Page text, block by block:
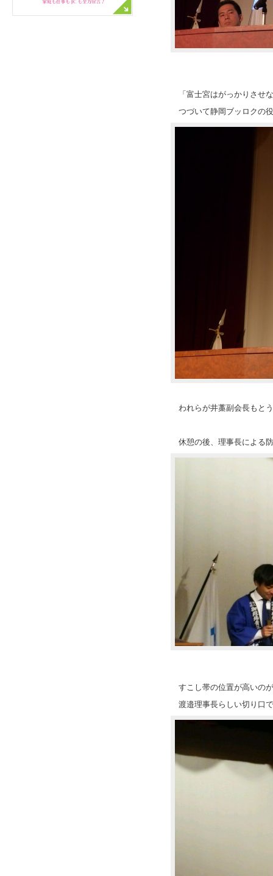
「富士宮はがっかりさせ
つづいて静岡ブッロクの
われらが井藁副会長もと
休憩の後、理事長による
すこし帯の位置が高いの
渡邉理事長らしい切り口